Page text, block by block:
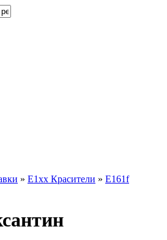
» E1xx Красители » E161f